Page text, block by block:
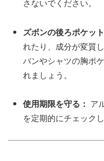
さないでください。
ズボンの後ろポケッ
れたり、成分が変質
バンやシャツの胸ポ
れましょう。
使用期限を守る： ア
を定期的にチェック